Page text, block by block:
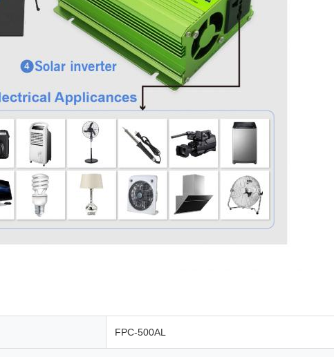
FPC-500AL